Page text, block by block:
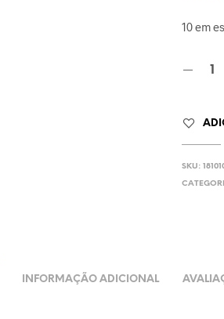
10 em
SKU:
INFORMAÇÃO ADICIONAL